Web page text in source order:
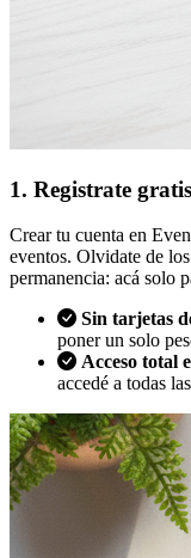
1. Registrate
Crear tu cuenta en
eventos. Olvidate de
permanencia: acá solo
Sin tarjetas
poner un solo
Acceso total
accedé a todas